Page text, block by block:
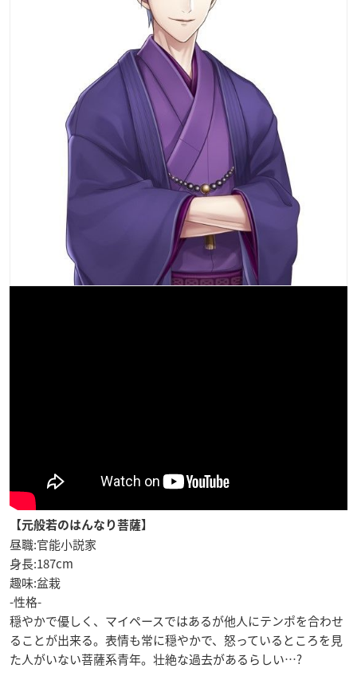
【元般若のはんなり菩薩】
昼職:官能小説家
身長:187cm
趣味:盆栽
-性格-
穏やかで優しく、マイペースではあるが他人にテンポを合わせ
ることが出来る。表情も常に穏やかで、怒っているところを見
た人がいない菩薩系青年。壮絶な過去があるらしい…?